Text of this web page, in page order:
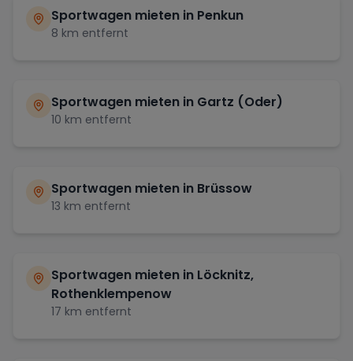
Sportwagen mieten in Penkun
8 km entfernt
Sportwagen mieten in Gartz (Oder)
10 km entfernt
Sportwagen mieten in Brüssow
13 km entfernt
Sportwagen mieten in Löcknitz,
Rothenklempenow
17 km entfernt